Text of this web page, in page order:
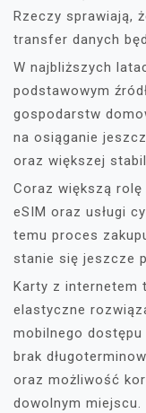
Rzeczy sprawiają,
transfer danych
W najbliższych
podstawowym
gospodarstw
na osiąganie
oraz większej
Coraz większą
eSIM oraz usługi
temu proces
stanie się jeszcze
Karty z internetem
elastyczne
mobilnego
brak
oraz możliwość
dowolnym miejscu.